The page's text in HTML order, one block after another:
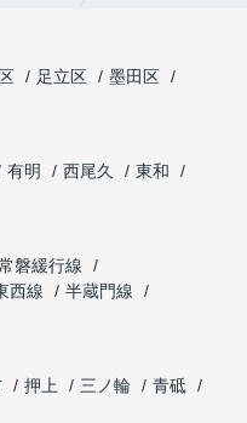
足立区
墨田区
有明 西尾久
東和
磐緩行線
西線
半蔵門線
押上 三ノ輪
青砥